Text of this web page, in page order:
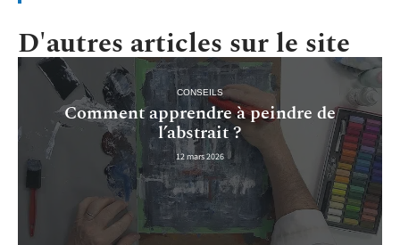
D'autres articles sur le site
CONSEILS
Comment apprendre à peindre de
l’abstrait ?
12 mars 2026